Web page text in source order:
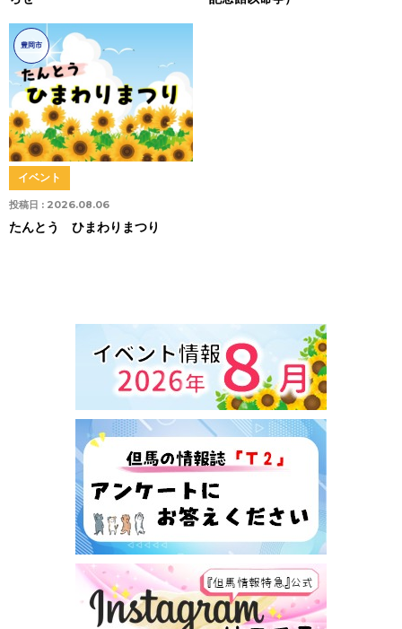
豊岡市
投稿日 : 2026.08.06
イベント
たんとう ひまわりまつり